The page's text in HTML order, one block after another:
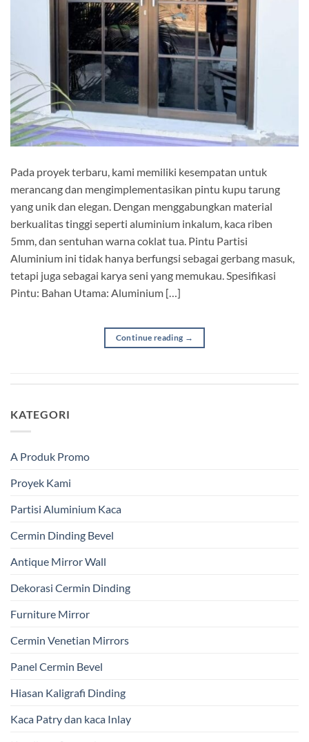
Pada proyek terbaru, kami memiliki kesempatan untuk
merancang dan mengimplementasikan pintu kupu tarung
yang unik dan elegan. Dengan menggabungkan material
berkualitas tinggi seperti aluminium inkalum, kaca riben
5mm, dan sentuhan warna coklat tua. Pintu Partisi
Aluminium ini tidak hanya berfungsi sebagai gerbang masuk,
tetapi juga sebagai karya seni yang memukau. Spesifikasi
Pintu: Bahan Utama: Aluminium […]
Continue reading →
KATEGORI
A Produk Promo
Proyek Kami
Partisi Aluminium Kaca
Cermin Dinding Bevel
Antique Mirror Wall
Dekorasi Cermin Dinding
Furniture Mirror
Cermin Venetian Mirrors
Panel Cermin Bevel
Hiasan Kaligrafi Dinding
Kaca Patry dan kaca Inlay